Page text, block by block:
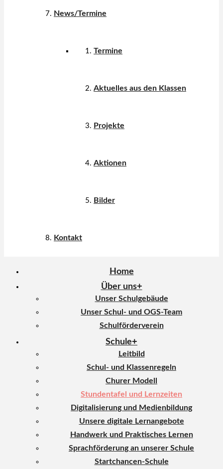
News/Termine
Termine
Aktuelles aus den Klassen
Projekte
Aktionen
Bilder
Kontakt
Home
Über uns
Unser Schulgebäude
Unser Schul- und OGS-Team
Schulförderverein
Schule
Leitbild
Schul- und Klassenregeln
Churer Modell
Stundentafel und Lernzeiten
Digitalisierung und Medienbildung
Unsere digitale Lernangebote
Handwerk und Praktisches Lernen
Sprachförderung an unserer Schule
Startchancen-Schule